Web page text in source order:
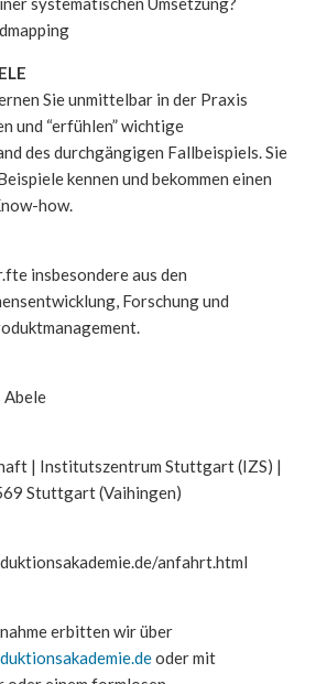
Sie unmittelbar in der Praxis
und “erfühlen” wichtige
des durchgängigen Fallbeispiels. Sie
kennen und bekommen einen
how.
insbesondere aus den
Forschung und
Abele
| Institutszentrum Stuttgart (IZS) |
Stuttgart (Vaihingen)
anfahrt.html
erbitten wir über
oder mit